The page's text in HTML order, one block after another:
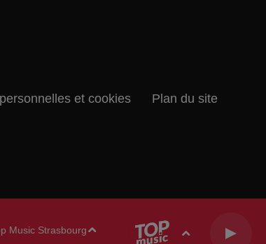
Music Strasbourg
et cookies Plan du site